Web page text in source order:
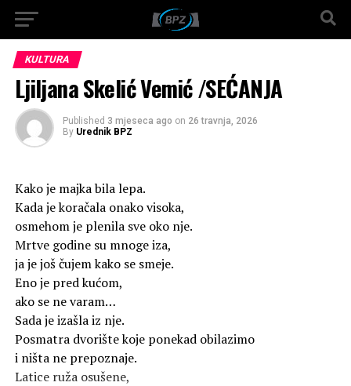
KULTURA
Ljiljana Skelić Vemić /SEĆANJA
Published 3 mjeseca ago on 26 travnja, 2026
By Urednik BPZ
Kako je majka bila lepa.
Kada je koračala onako visoka,
osmehom je plenila sve oko nje.
Mrtve godine su mnoge iza,
ja je još čujem kako se smeje.
Eno je pred kućom,
ako se ne varam…
Sada je izašla iz nje.
Posmatra dvorište koje ponekad obilazimo
i ništa ne prepoznaje.
Latice ruža osušene,